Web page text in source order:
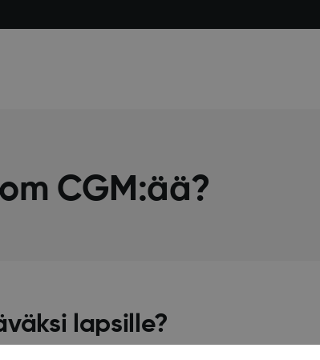
CGM:ää?
lapsille?